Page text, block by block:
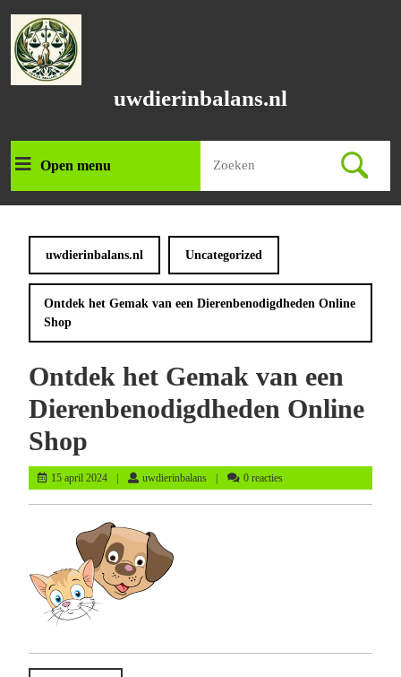
naar
inhoud
uwdierinbalans.nl
Open menuOpen
menu
naar:
uwdierinbalans.nl Uncategorized
Ontdek het Gemak van een Dierenbenodigdheden Online
Shop
Ontdek het Gemak van een
Dierenbenodigdheden Online
Shop
15 april 202415
april
uwdierinbalansuwdierinbalans
0 reacties